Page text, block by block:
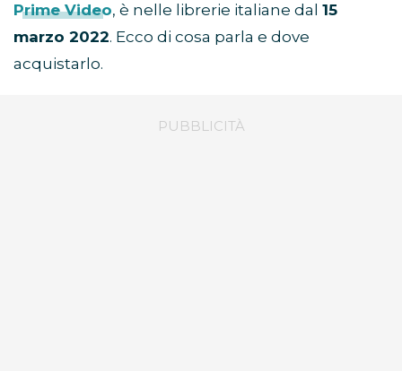
Prime Video, è nelle librerie italiane dal 15
marzo 2022. Ecco di cosa parla e dove
acquistarlo.